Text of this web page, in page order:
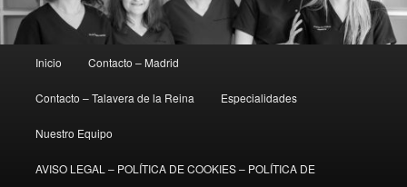
Inicio Contacto – Madrid
Contacto – Talavera de la Reina Especialidades
Nuestro Equipo
AVISO LEGAL – POLÍTICA DE COOKIES – POLÍTICA DE